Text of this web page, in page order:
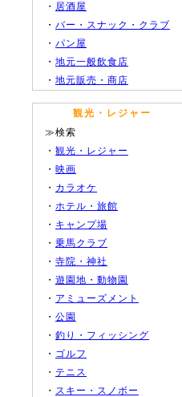
・ 居酒屋
・ バー・スナック・クラブ
・ パン屋
・ 地元一般飲食店
・ 地元販売・商店
観光・レジャー
≫検索
・ 観光・レジャー
・ 映画
・ カラオケ
・ ホテル・旅館
・ キャンプ場
・ 乗馬クラブ
・ 寺院・神社
・ 遊園地・動物園
・ アミューズメント
・ 公園
・ 釣り・フィッシング
・ ゴルフ
・ テニス
・ スキー・スノボー